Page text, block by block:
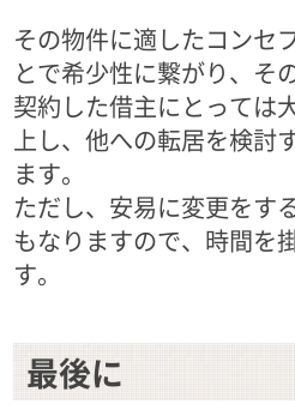
その物件に適したコンセ
とで希少性に繋がり、そ
契約した借主にとっては
上し、他への転居を検討
ます。
ただし、安易に変更をす
もなりますので、時間を
す。
最後に